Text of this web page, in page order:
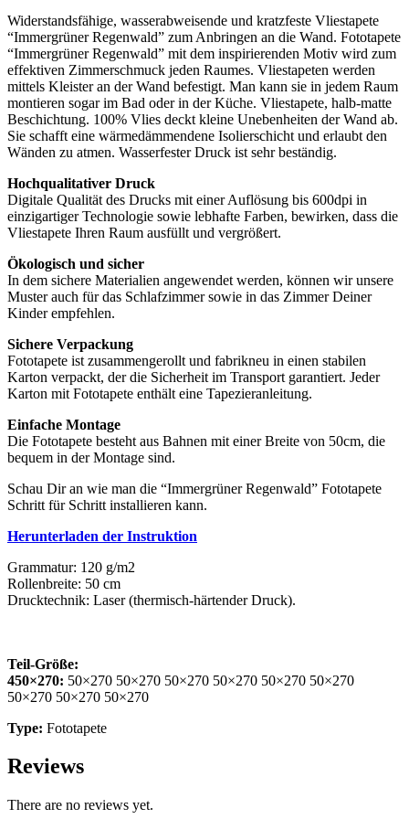
Widerstandsfähige, wasserabweisende und kratzfeste Vliestapete
“Immergrüner Regenwald” zum Anbringen an die Wand. Fototapete
“Immergrüner Regenwald” mit dem inspirierenden Motiv wird zum
effektiven Zimmerschmuck jeden Raumes. Vliestapeten werden
mittels Kleister an der Wand befestigt. Man kann sie in jedem Raum
montieren sogar im Bad oder in der Küche. Vliestapete, halb-matte
Beschichtung. 100% Vlies deckt kleine Unebenheiten der Wand ab.
Sie schafft eine wärmedämmendene Isolierschicht und erlaubt den
Wänden zu atmen. Wasserfester Druck ist sehr beständig.
Hochqualitativer Druck
Digitale Qualität des Drucks mit einer Auflösung bis 600dpi in
einzigartiger Technologie sowie lebhafte Farben, bewirken, dass die
Vliestapete Ihren Raum ausfüllt und vergrößert.
Ökologisch und sicher
In dem sichere Materialien angewendet werden, können wir unsere
Muster auch für das Schlafzimmer sowie in das Zimmer Deiner
Kinder empfehlen.
Sichere Verpackung
Fototapete ist zusammengerollt und fabrikneu in einen stabilen
Karton verpackt, der die Sicherheit im Transport garantiert. Jeder
Karton mit Fototapete enthält eine Tapezieranleitung.
Einfache Montage
Die Fototapete besteht aus Bahnen mit einer Breite von 50cm, die
bequem in der Montage sind.
Schau Dir an wie man die “Immergrüner Regenwald” Fototapete
Schritt für Schritt installieren kann.
Herunterladen der Instruktion
Grammatur: 120 g/m2
Rollenbreite: 50 cm
Drucktechnik: Laser (thermisch-härtender Druck).
Teil-Größe:
450×270: 50×270 50×270 50×270 50×270 50×270 50×270
50×270 50×270 50×270
Type: Fototapete
Reviews
There are no reviews yet.